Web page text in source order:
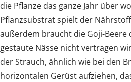
die Pflanze das ganze Jahr über
Pflanzsubstrat spielt der
außerdem braucht die Goji-Beere
gestaute Nässe nicht vertragen
der Strauch, ähnlich wie bei den
horizontalen Gerüst aufziehen,